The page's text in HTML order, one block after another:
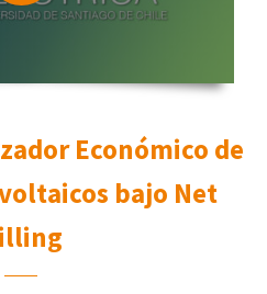
Económico de
bajo Net